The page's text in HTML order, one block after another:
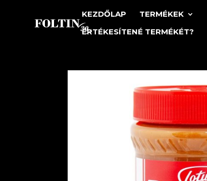
KEZDŐLAP TERMÉKEK
ÉRTÉKESÍTENÉ TERMÉKÉT?